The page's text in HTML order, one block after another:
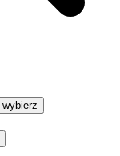
wybierz